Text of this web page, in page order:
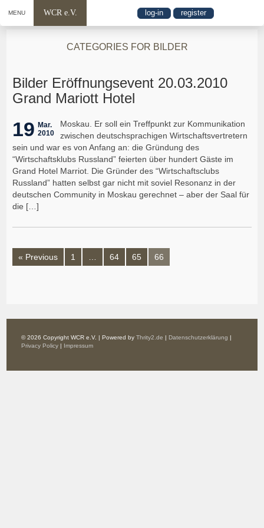
MENU WCR e.V. log-in register
CATEGORIES FOR BILDER
Bilder Eröffnungsevent 20.03.2010
Grand Mariott Hotel
19 Mar.
2010
Moskau. Er soll ein Treffpunkt zur Kommunikation
zwischen deutschsprachigen Wirtschaftsvertretern
sein und war es von Anfang an: die Gründung des
“Wirtschaftsklubs Russland” feierten über hundert Gäste im
Grand Hotel Marriot. Die Gründer des “Wirtschaftsclubs
Russland” hatten selbst gar nicht mit soviel Resonanz in der
deutschen Community in Moskau gerechnet – aber der Saal für
die […]
« Previous 1 64 65 66
© 2026 Copyright WCR e.V. | Powered byThrity2.de | Datenschutzerklärung |
Privacy Policy | Impressum